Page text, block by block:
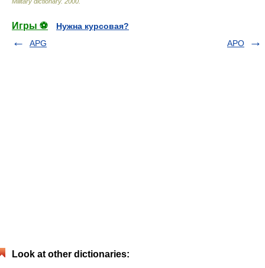
Игры ⚽
Нужна курсовая?
APG
APO
Look at other dictionaries: